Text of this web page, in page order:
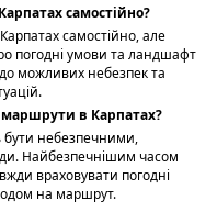
самостійно?
самостійно, але
погодні умови та ландшафт
можливих небезпек та
в Карпатах?
бути небезпечними,
Найбезпечнішим часом
враховувати погодні
на маршрут.